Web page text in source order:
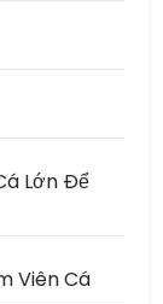
Lớn Để
Viên Cá